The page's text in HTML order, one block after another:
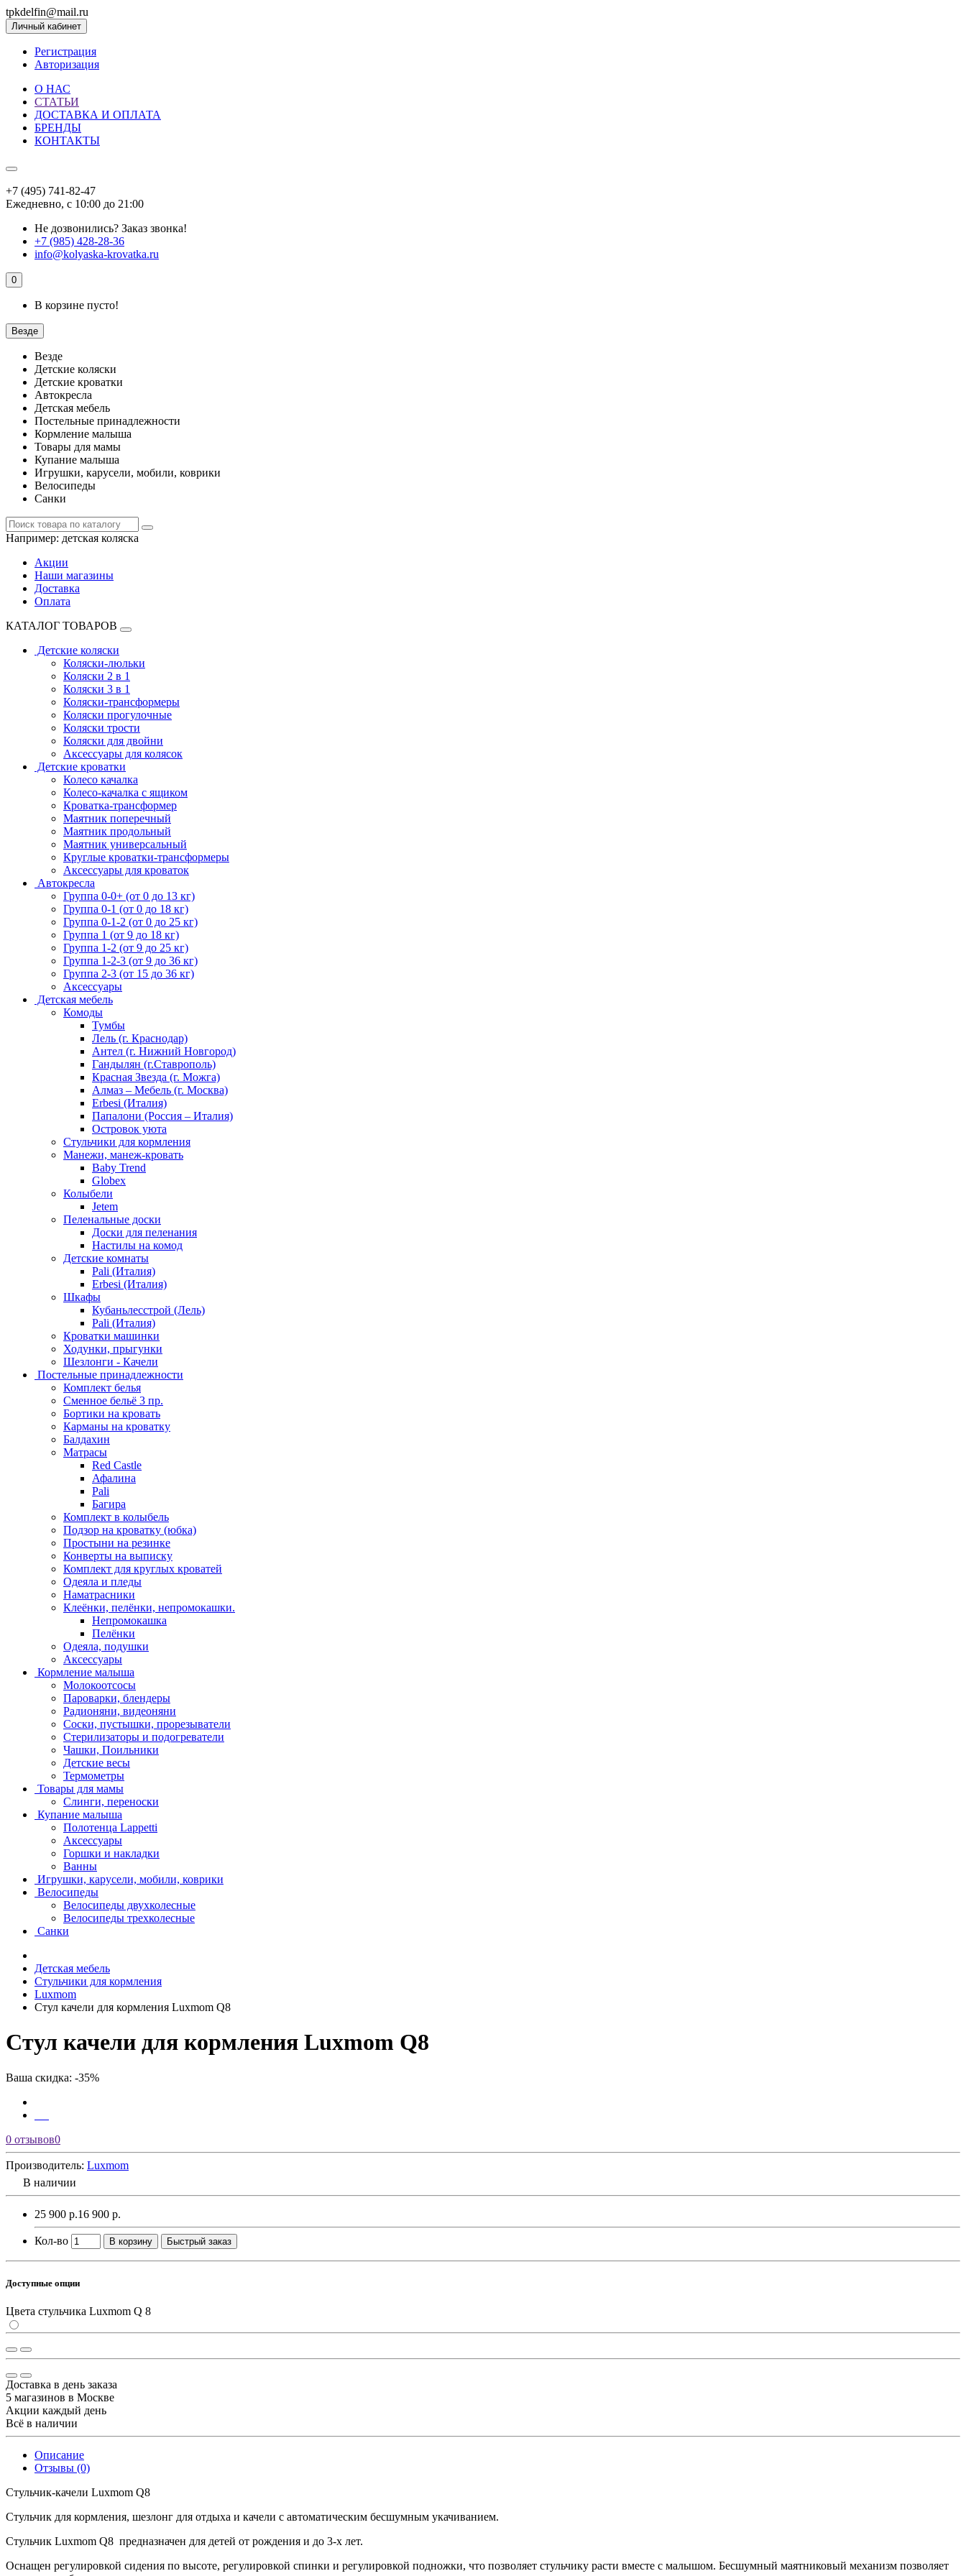
tpkdelfin@mail.ru
Личный кабинет
Регистрация
Авторизация
О НАС
СТАТЬИ
ДОСТАВКА И ОПЛАТА
БРЕНДЫ
КОНТАКТЫ
+7 (495) 741-82-47
Ежедневно, с 10:00 до 21:00
Не дозвонились? Заказ звонка!
+7 (985) 428-28-36
info@kolyaska-krovatka.ru
0
В корзине пусто!
Везде
Везде
Детские коляски
Детские кроватки
Автокресла
Детская мебель
Постельные принадлежности
Кормление малыша
Товары для мамы
Купание малыша
Игрушки, карусели, мобили, коврики
Велосипеды
Санки
Например: детская коляска
Акции
Наши магазины
Доставка
Оплата
КАТАЛОГ ТОВАРОВ
Детские коляски
Коляски-люльки
Коляски 2 в 1
Коляски 3 в 1
Коляски-трансформеры
Коляски прогулочные
Коляски трости
Коляски для двойни
Аксессуары для колясок
Детские кроватки
Колесо качалка
Колесо-качалка с ящиком
Кроватка-трансформер
Маятник поперечный
Маятник продольный
Маятник универсальный
Круглые кроватки-трансформеры
Аксессуары для кроваток
Автокресла
Группа 0-0+ (от 0 до 13 кг)
Группа 0-1 (от 0 до 18 кг)
Группа 0-1-2 (от 0 до 25 кг)
Группа 1 (от 9 до 18 кг)
Группа 1-2 (от 9 до 25 кг)
Группа 1-2-3 (от 9 до 36 кг)
Группа 2-3 (от 15 до 36 кг)
Аксессуары
Детская мебель
Комоды
Тумбы
Лель (г. Краснодар)
Антел (г. Нижний Новгород)
Гандылян (г.Ставрополь)
Красная Звезда (г. Можга)
Алмаз – Мебель (г. Москва)
Erbesi (Италия)
Папалони (Россия – Италия)
Островок уюта
Стульчики для кормления
Манежи, манеж-кровать
Baby Trend
Globex
Колыбели
Jetem
Пеленальные доски
Доски для пеленания
Настилы на комод
Детские комнаты
Pali (Италия)
Erbesi (Италия)
Шкафы
Кубаньлесстрой (Лель)
Pali (Италия)
Кроватки машинки
Ходунки, прыгунки
Шезлонги - Качели
Постельные принадлежности
Комплект белья
Сменное бельё 3 пр.
Бортики на кровать
Карманы на кроватку
Балдахин
Матрасы
Red Castle
Афалина
Pali
Багира
Комплект в колыбель
Подзор на кроватку (юбка)
Простыни на резинке
Конверты на выписку
Комплект для круглых кроватей
Одеяла и пледы
Наматрасники
Клеёнки, пелёнки, непромокашки.
Непромокашка
Пелёнки
Одеяла, подушки
Аксессуары
Кормление малыша
Молокоотсосы
Пароварки, блендеры
Радионяни, видеоняни
Соски, пустышки, прорезыватели
Стерилизаторы и подогреватели
Чашки, Поильники
Детские весы
Термометры
Товары для мамы
Слинги, переноски
Купание малыша
Полотенца Lappetti
Аксессуары
Горшки и накладки
Ванны
Игрушки, карусели, мобили, коврики
Велосипеды
Велосипеды двухколесные
Велосипеды трехколесные
Санки
Детская мебель
Стульчики для кормления
Luxmom
Стул качели для кормления Luxmom Q8
Стул качели для кормления Luxmom Q8
Ваша скидка: -35%
0 отзывов0
Производитель: Luxmom
В наличии
25 900 р.16 900 р.
Кол-во В корзину Быстрый заказ
Доступные опции
Цвета стульчика Luxmom Q 8
Доставка в день заказа
5 магазинов в Москве
Акции каждый день
Всё в наличии
Описание
Отзывы (0)
Стульчик-качели Luxmom Q8
Стульчик для кормления, шезлонг для отдыха и качели с автоматическим бесшумным укачиванием.
Стульчик Luxmom Q8 предназначен для детей от рождения и до 3-х лет.
Оснащен регулировкой сидения по высоте, регулировкой спинки и регулировкой подножки, что позволяет стульчику расти вместе с малышом. Бесшумный маятниковый механизм позволяет